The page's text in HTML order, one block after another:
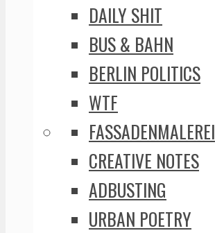
DAILY SHIT
BUS & BAHN
BERLIN POLITICS
WTF
FASSADENMALEREI
CREATIVE NOTES
ADBUSTING
URBAN POETRY